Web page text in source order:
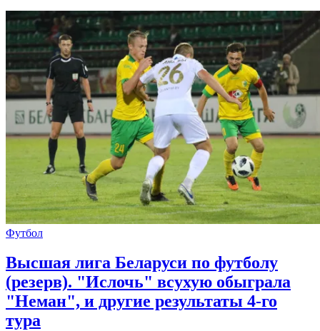
Футбол
Высшая лига Беларуси по футболу
(резерв). "Ислочь" всухую обыграла
"Неман", и другие результаты 4-го
тура